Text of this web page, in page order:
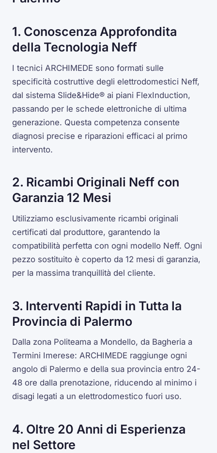
1. Conoscenza Approfondita
della Tecnologia Neff
I tecnici ARCHIMEDE sono formati sulle
specificità costruttive degli elettrodomestici Neff,
dal sistema Slide&Hide® ai piani FlexInduction,
passando per le schede elettroniche di ultima
generazione. Questa competenza consente
diagnosi precise e riparazioni efficaci al primo
intervento.
2. Ricambi Originali Neff con
Garanzia 12 Mesi
Utilizziamo esclusivamente ricambi originali
certificati dal produttore, garantendo la
compatibilità perfetta con ogni modello Neff. Ogni
pezzo sostituito è coperto da 12 mesi di garanzia,
per la massima tranquillità del cliente.
3. Interventi Rapidi in Tutta la
Provincia di Palermo
Dalla zona Politeama a Mondello, da Bagheria a
Termini Imerese: ARCHIMEDE raggiunge ogni
angolo di Palermo e della sua provincia entro 24-
48 ore dalla prenotazione, riducendo al minimo i
disagi legati a un elettrodomestico fuori uso.
4. Oltre 20 Anni di Esperienza
nel Settore